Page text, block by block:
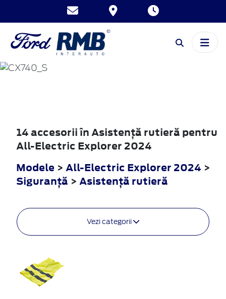
ALL-ELECTRIC
EXPLORER
14 accesorii în Asistenţă rutieră pentru
All-Electric Explorer 2024
Modele > All-Electric Explorer 2024 >
Siguranţă > Asistenţă rutieră
Vezi categorii